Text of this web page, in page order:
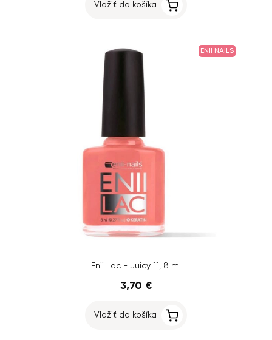
Vložiť do košíka
ENII NAILS
Enii Lac - Juicy 11, 8 ml
3,70 €
Vložiť do košíka